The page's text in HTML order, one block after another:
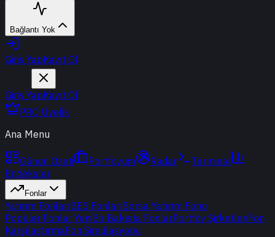
Bağlantı Yok
Giriş YapKayıt Ol
Giriş YapKayıt Ol
PRO Üyelik
Ana Menu
Günün Özeti Portföyüm Radar
Terminal
Endeksler
Fonlar
Yatırım FonlarıBES FonlarıBorsa Yatırım Fonu
Popüler Fonlar YeniBir Bakışta FonlarPortföy ŞirketleriFon
KarşılaştırmaFon Simülasyonu